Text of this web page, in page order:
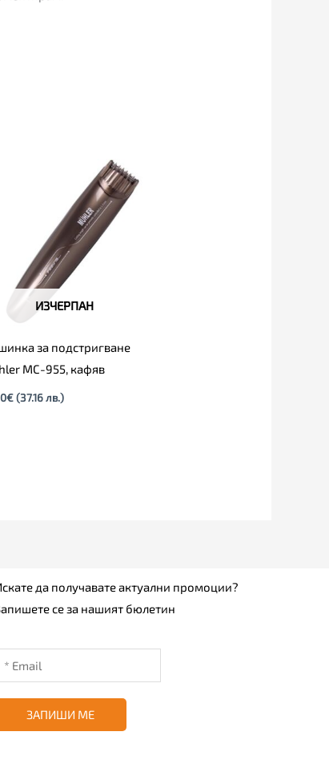
ИЗЧЕРПАН
за подстригване
MC-955, кафяв
€ (37.16 лв.)
да получавате актуални промоции?
се за нашият бюлетин
ЗАПИШИ МЕ